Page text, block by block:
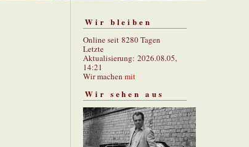
Wir bleiben
Online seit 8280 Tagen
Letzte
Aktualisierung: 2026.08.05,
14:21
Wir machen mit
Wir sehen aus